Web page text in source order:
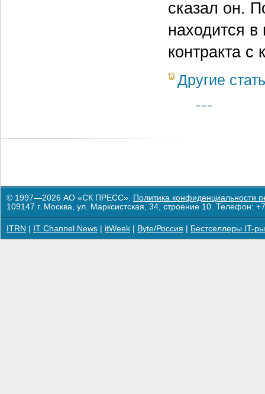
сказал он.
находится в
контракта с
Другие
© 1997—2026 АО «СК ПРЕСС». Политика конфиденциальности
109147 г. Москва, ул. Марксистская, 34, строение 10. Телефон:
ITRN IT Channel News itWeek Byte/Россия Бестселлеры IT-